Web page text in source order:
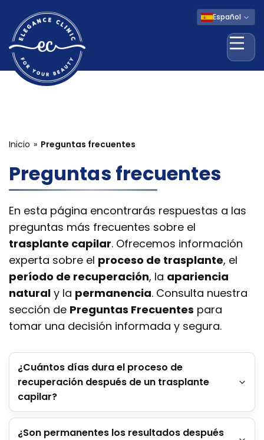
Español
Inicio Preguntas frecuentes
Preguntas frecuentes
En esta página encontrarás respuestas a las
preguntas más frecuentes sobre el
trasplante capilar. Ofrecemos información
experta sobre el proceso de trasplante, el
período de recuperación, la apariencia
natural y la permanencia. Consulta nuestra
sección de Preguntas Frecuentes para
tomar una decisión informada y segura.
¿Cuántos días dura el proceso de
recuperación después de un trasplante
capilar?
¿Son permanentes los resultados después